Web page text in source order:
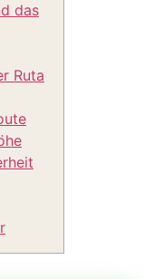
das
Ruta